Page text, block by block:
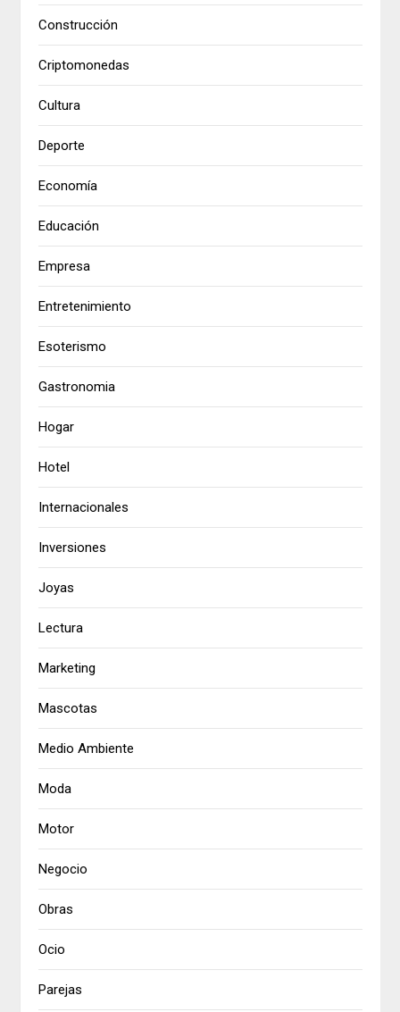
Construcción
Criptomonedas
Cultura
Deporte
Economía
Educación
Empresa
Entretenimiento
Esoterismo
Gastronomia
Hogar
Hotel
Internacionales
Inversiones
Joyas
Lectura
Marketing
Mascotas
Medio Ambiente
Moda
Motor
Negocio
Obras
Ocio
Parejas